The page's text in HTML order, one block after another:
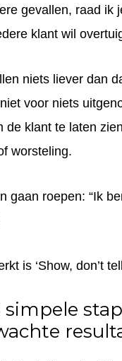
gevallen, raad ik
klant wil
niets liever dan
voor niets
de klant te laten
worsteling.
gaan roepen: “Ik
is ‘Show, don’t
simpele